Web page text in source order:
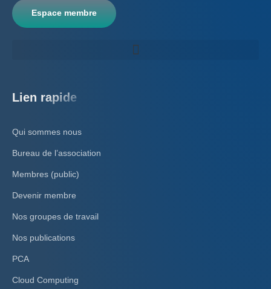
Espace membre
Lien rapide
Qui sommes nous
Bureau de l’association
Membres (public)
Devenir membre
Nos groupes de travail
Nos publications
PCA
Cloud Computing